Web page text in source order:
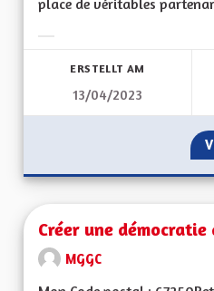
place de véritables
ERSTELLT AM
13/04/2023
Créer une
MGGC